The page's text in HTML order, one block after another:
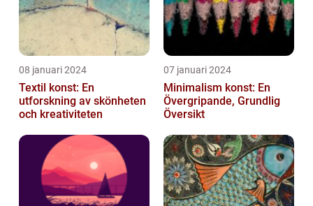
08 januari 2024
Textil konst: En
utforskning av skönheten
och kreativiteten
07 januari 2024
Minimalism konst: En
Övergripande, Grundlig
Översikt